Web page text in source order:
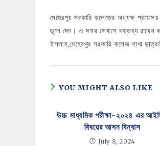
মেহেরপুর সরকারি কলেজের অধ্যক্ষ প্রফেসর
তুলে দেন। এ সময় সেখানে বক্তব্য রাখেন
ইসলাম,মেহেরপুর সরকারি কলেজ শাখা
YOU MIGHT ALSO LIKE
উচ্চ মাধ্যমিক পরীক্ষা-২০২৪ এর
বিষয়ের আসন বিন্যাস
July 8, 2024